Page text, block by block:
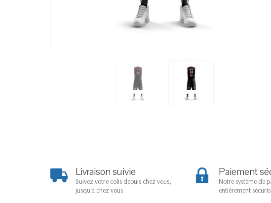
Livraison suivie
Suivez votre colis depuis chez vous,
jusqu'à chez vous
Paiement
Notre système de
entièrement